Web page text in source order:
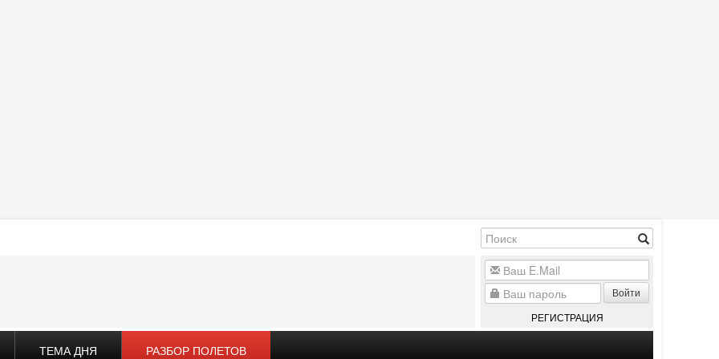
Войти
РЕГИСТРАЦИЯ
ТЕМА ДНЯ РАЗБОР ПОЛЕТОВ